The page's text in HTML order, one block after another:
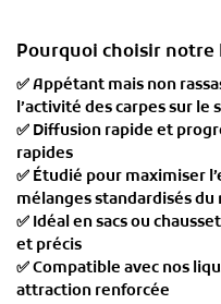
Pourquoi choisir notre
✅Appétant mais non
l’activité des carpes sur le
✅ Diffusion rapide et
rapides
✅ Étudié pour maximiser
mélanges standardisés du
✅ Idéal en sacs ou
et précis
✅Compatible avec nos
attraction renforcée